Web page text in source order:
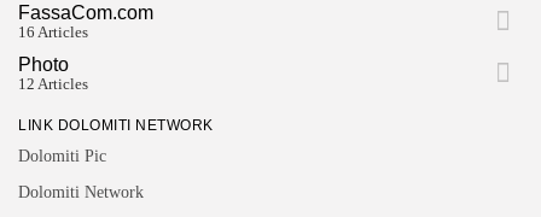
FassaCom.com
16 Articles
Photo
12 Articles
LINK DOLOMITI NETWORK
Dolomiti Pic
Dolomiti Network